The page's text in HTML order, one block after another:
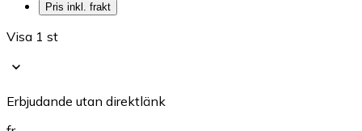
Pris inkl. frakt
Visa 1 st
Erbjudande utan direktlänk